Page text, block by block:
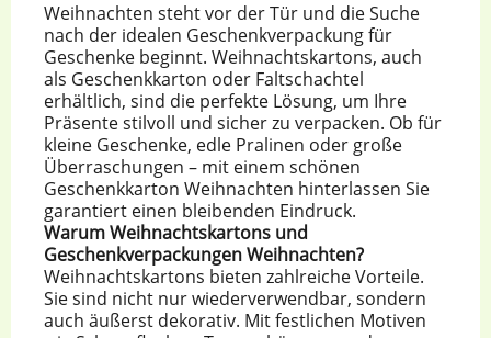
Weihnachten steht vor der Tür und die Suche
nach der idealen Geschenkverpackung für
Geschenke beginnt. Weihnachtskartons, auch
als Geschenkkarton oder Faltschachtel
erhältlich, sind die perfekte Lösung, um Ihre
Präsente stilvoll und sicher zu verpacken. Ob für
kleine Geschenke, edle Pralinen oder große
Überraschungen – mit einem schönen
Geschenkkarton Weihnachten hinterlassen Sie
garantiert einen bleibenden Eindruck.
Warum Weihnachtskartons und
Geschenkverpackungen Weihnachten?
Weihnachtskartons bieten zahlreiche Vorteile.
Sie sind nicht nur wiederverwendbar, sondern
auch äußerst dekorativ. Mit festlichen Motiven